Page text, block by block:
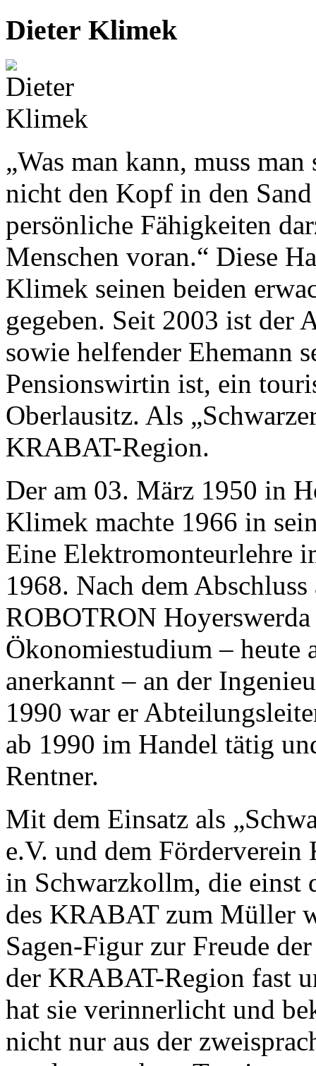
Dieter Klimek
„Was man kann, muss
nicht den Kopf in den
persönliche Fähigkeiten
Menschen voran.“ Diese
Klimek seinen beiden
gegeben. Seit 2003 ist der
sowie helfender Ehemann
Pensionswirtin ist, ein
Oberlausitz. Als
KRABAT-Region.
Der am 03. März 1950 in
Klimek machte 1966 in
Eine Elektromonteurlehre
1968. Nach dem
ROBOTRON
Ökonomiestudium –
anerkannt – an der
1990 war er
ab 1990 im Handel tätig
Rentner.
Mit dem Einsatz als
e.V. und dem
in Schwarzkollm, die einst
des KRABATzum Müller
Sagen-Figur zur Freude
der KRABAT-Region fast
hat sie verinnerlicht und
nicht nur aus der